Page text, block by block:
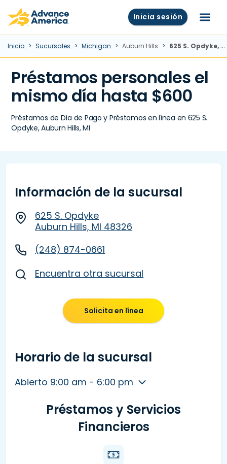
Skip to main content
Advance America home Inicia sesión Menú
Inicio Sucursales Michigan Auburn Hills 625 S. Opdyke, Auburn Hills, MI
Préstamos personales el
mismo día hasta $600
Préstamos de Día de Pago y Préstamos en línea en 625 S.
Opdyke, Auburn Hills, MI
Información de la sucursal
625 S. Opdyke
Auburn Hills, MI 48326
(248) 874-0661
Encuentra otra sucursal
Solicita en línea
Horario de la sucursal
Abierto 9:00 am - 6:00 pm
Préstamos y Servicios
Financieros